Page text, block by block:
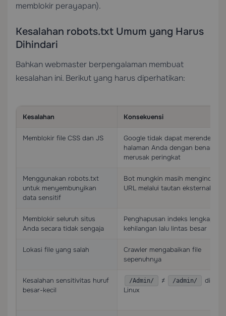
memblokir perayapan).
Kesalahan robots.txt Umum yang Harus
Dihindari
Bahkan webmaster berpengalaman membuat
kesalahan ini. Berikut yang harus diperhatikan:
Kesalahan Konsekuensi
Memblokir file CSS dan JS
Google tidak dapat merender
halaman Anda dengan benar,
merusak peringkat
Menggunakan robots.txt
untuk menyembunyikan
data sensitif
Bot mungkin masih mengindeks
URL melalui tautan eksternal
Memblokir seluruh situs
Anda secara tidak sengaja
Penghapusan indeks lengkap,
kehilangan lalu lintas besar
Lokasi file yang salah
Crawler mengabaikan file
sepenuhnya
Kesalahan sensitivitas huruf
besar-kecil
/Admin/ ≠ /admin/
di
Linux